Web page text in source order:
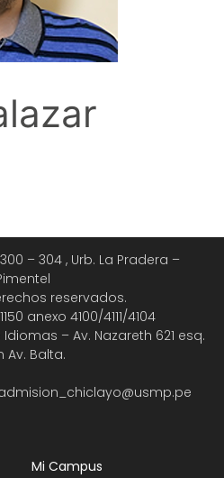
– 304 , Urb. La Pradera –
reservados.
anexo 4100/4111/4104
– Av. Nazareth 621 esq.
Av. Balta.
Mi Campus